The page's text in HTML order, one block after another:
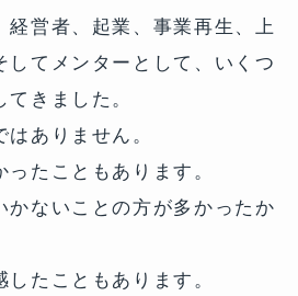
経営者、起業、事業再生、上
してメンターとして、いくつ
きました。
ありません。
たこともあります。
かないことの方が多かったか
たこともあります。